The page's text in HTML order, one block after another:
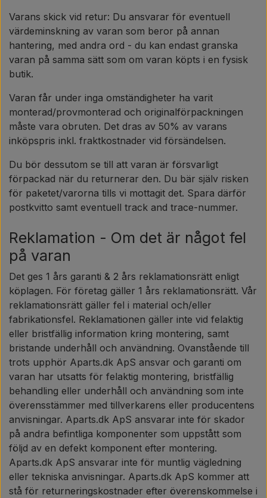
Varans skick vid retur: Du ansvarar för eventuell
värdeminskning av varan som beror på annan
hantering, med andra ord - du kan endast granska
varan på samma sätt som om varan köpts i en fysisk
butik.
Varan får under inga omständigheter ha varit
monterad/provmonterad och originalförpackningen
måste vara obruten. Det dras av 50% av varans
inköpspris inkl. fraktkostnader vid försändelsen.
Du bör dessutom se till att varan är försvarligt
förpackad när du returnerar den. Du bär själv risken
för paketet/varorna tills vi mottagit det. Spara därför
postkvitto samt eventuell track and trace-nummer.
Reklamation - Om det är något fel
på varan
Det ges 1 års garanti & 2 års reklamationsrätt enligt
köplagen. För företag gäller 1 års reklamationsrätt. Vår
reklamationsrätt gäller fel i material och/eller
fabrikationsfel. Reklamationen gäller inte vid felaktig
eller bristfällig information kring montering, samt
bristande underhåll och användning. Ovanstående till
trots upphör Aparts.dk ApS ansvar och garanti om
varan har utsatts för felaktig montering, bristfällig
behandling eller underhåll och användning som inte
överensstämmer med tillverkarens eller producentens
anvisningar. Aparts.dk ApS ansvarar inte för skador
på andra befintliga komponenter som uppstått som
följd av en defekt komponent efter montering.
Aparts.dk ApS ansvarar inte för muntlig vägledning
eller tekniska anvisningar. Aparts.dk ApS kommer att
stå för returneringskostnader efter överenskommelse i